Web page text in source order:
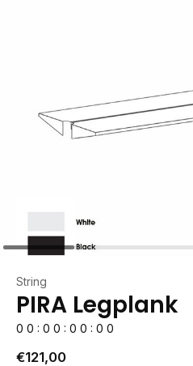
String
PIRA Legplank
0 0 : 0 0 : 0 0 : 0 0
€121,00